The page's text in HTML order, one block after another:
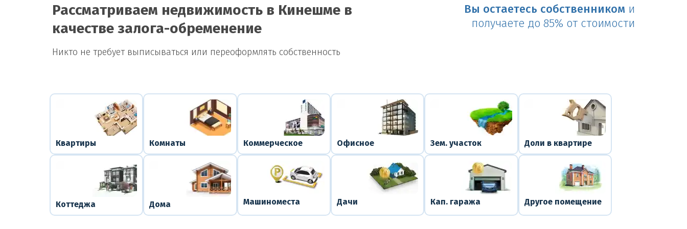
Рассматриваем недвижимость в Кинешме в
качестве залога-обременение
Вы остаетесь собственником и
получаете до 85% от стоимости
Никто не требует выписываться или переоформлять собственность
Квартиры Комнаты Коммерческое Офисное Зем. участок Доли в квартире
Коттеджа Дома Машиноместа Дачи Кап. гаража Другое помещение